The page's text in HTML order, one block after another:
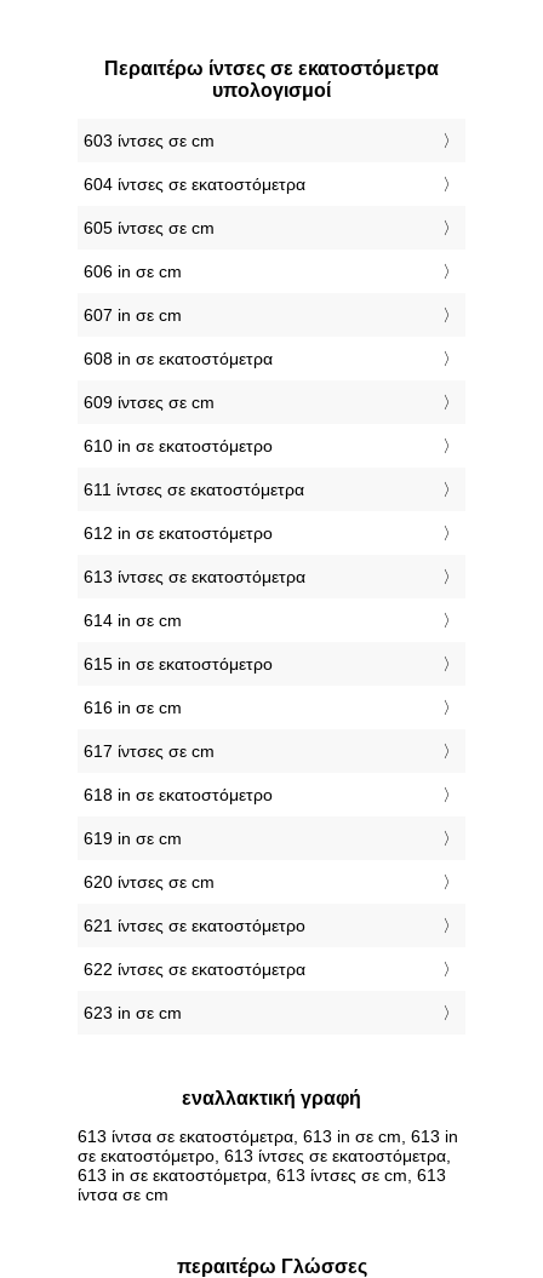
Περαιτέρω ίντσες σε εκατοστόμετρα
υπολογισμοί
603 ίντσες σε cm
604 ίντσες σε εκατοστόμετρα
605 ίντσες σε cm
606 in σε cm
607 in σε cm
608 in σε εκατοστόμετρα
609 ίντσες σε cm
610 in σε εκατοστόμετρο
611 ίντσες σε εκατοστόμετρα
612 in σε εκατοστόμετρο
613 ίντσες σε εκατοστόμετρα
614 in σε cm
615 in σε εκατοστόμετρο
616 in σε cm
617 ίντσες σε cm
618 in σε εκατοστόμετρο
619 in σε cm
620 ίντσες σε cm
621 ίντσες σε εκατοστόμετρο
622 ίντσες σε εκατοστόμετρα
623 in σε cm
εναλλακτική γραφή
613 ίντσα σε εκατοστόμετρα, 613 in σε cm, 613 in
σε εκατοστόμετρο, 613 ίντσες σε εκατοστόμετρα,
613 in σε εκατοστόμετρα, 613 ίντσες σε cm, 613
ίντσα σε cm
περαιτέρω Γλώσσες